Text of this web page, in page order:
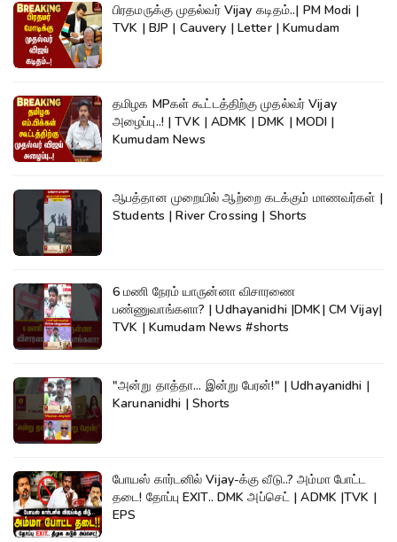
பிரதமருக்கு முதல்வர் Vijay கடிதம்..| PM Modi |
TVK | BJP | Cauvery | Letter | Kumudam
தமிழக MPகள் கூட்டத்திற்கு முதல்வர் Vijay
அழைப்பு..! | TVK | ADMK | DMK | MODI |
Kumudam News
ஆபத்தான முறையில் ஆற்றை கடக்கும் மாணவர்கள் |
Students | River Crossing | Shorts
6 மணி நேரம் யாருன்னா விசாரணை
பண்ணுவாங்களா? | Udhayanidhi |DMK| CM Vijay|
TVK | Kumudam News #shorts
"அன்று தாத்தா... இன்று பேரன்!" | Udhayanidhi |
Karunanidhi | Shorts
போயஸ் கார்டனில் Vijay-க்கு வீடு..? அம்மா போட்ட
தடை! தோப்பு EXIT.. DMK அப்செட் | ADMK |TVK |
EPS